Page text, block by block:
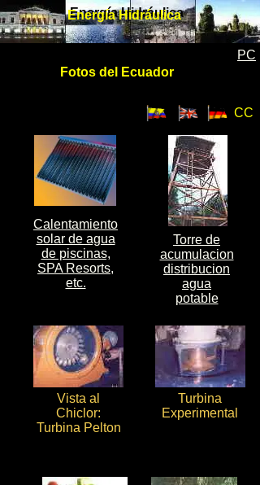
Fotos del Ecuador
Energía Hidráulica
Energía Hidráulica
Vista al
Chiclor:
Turbina Pelton
Turbina
Experimental
Calentamiento
solar de agua
de piscinas,
SPA Resorts,
etc.
Torre de
acumulacion
distribucion
agua
potable
PC
CC